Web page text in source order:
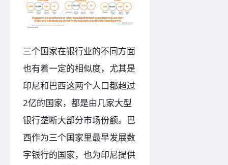
三个国家在银行业的不同方面
也有着一定的相似度，尤其是
印尼和巴西这两个人口都超过
2亿的国家，都是由几家大型
银行垄断大部分市场份额。巴
西作为三个国家里最早发展数
字银行的国家，也为印尼提供